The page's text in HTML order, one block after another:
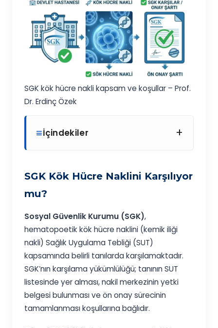
SGK kök hücre nakli kapsam ve koşullar – Prof.
Dr. Erdinç Özek
İçindekiler +
SGK Kök Hücre Naklini Karşılıyor
mu?
Sosyal Güvenlik Kurumu (SGK),
hematopoetik kök hücre naklini (kemik iliği
nakli) Sağlık Uygulama Tebliği (SUT)
kapsamında belirli tanılarda karşılamaktadır.
SGK’nın karşılama yükümlülüğü; tanının SUT
listesinde yer alması, nakil merkezinin yetki
belgesi bulunması ve ön onay sürecinin
tamamlanması koşullarına bağlıdır.